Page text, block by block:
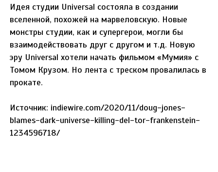
Идея студии Universal состояла в создании
вселенной, похожей на марвеловскую. Новые
монстры студии, как и супергерои, могли бы
взаимодействовать друг с другом и т.д. Новую
эру Universal хотели начать фильмом «Мумия» с
Томом Крузом. Но лента с треском провалилась в
прокате.
Источник: indiewire.com/2020/11/doug-jones-
blames-dark-universe-killing-del-tor-frankenstein-
1234596718/